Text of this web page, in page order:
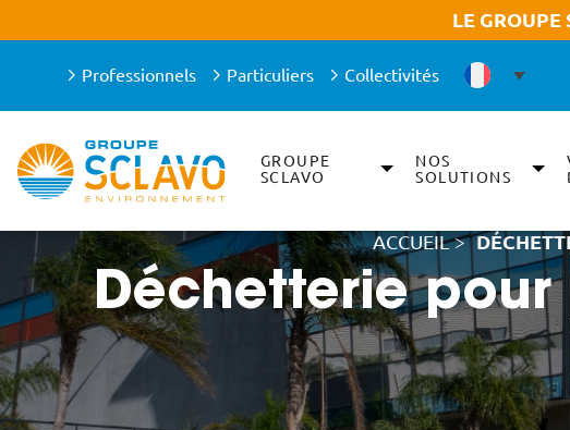
LE GROUPE
Professionnels Particuliers Collectivités
Passer
Menu principal
GROUPE
SCLAVO
NOS
SOLUTIONS
ACCUEIL >
Déchetterie pour